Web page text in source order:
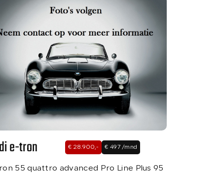
ons
e-tron € 28.900,- € 497 /mnd
55 quattro advanced Pro Line Plus 95